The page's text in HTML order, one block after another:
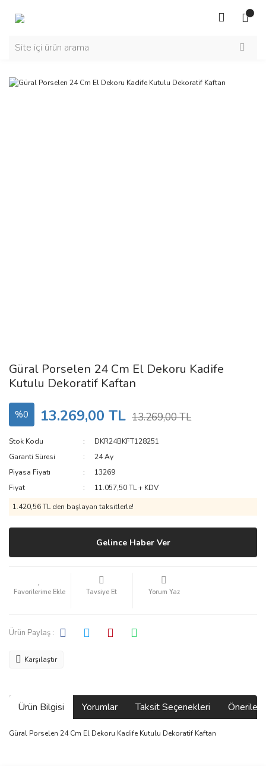
Güral Porselen 24 Cm El Dekoru Kadife
Kutulu Dekoratif Kaftan
%0 13.269,00 TL 13.269,00 TL
Stok Kodu
DKR24BKFT128251
Garanti Süresi
24 Ay
Piyasa Fiyatı
13269
Fiyat
11.057,50 TL + KDV
1.420,56 TL den başlayan taksitlerle!
Gelince Haber Ver
Tavsiye Et Yorum Yaz
Ürün Paylaş :
Karşılaştır
Ürün Bilgisi Yorumlar Taksit Seçenekleri
Güral Porselen 24 Cm El Dekoru Kadife Kutulu Dekoratif Kaftan